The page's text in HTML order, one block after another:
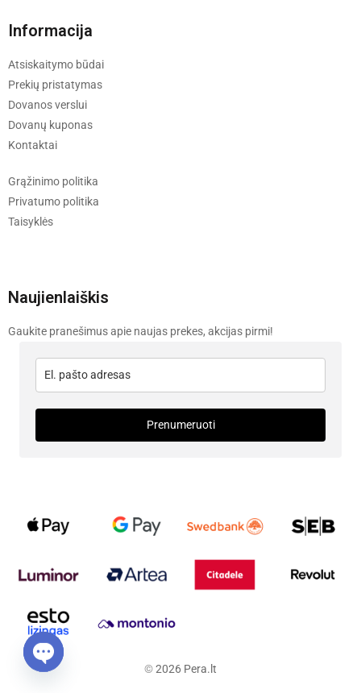
Informacija
Atsiskaitymo būdai
Prekių pristatymas
Dovanos verslui
Dovanų kuponas
Kontaktai
Grąžinimo politika
Privatumo politika
Taisyklės
Naujienlaiškis
Gaukite pranešimus apie naujas prekes, akcijas pirmi!
Prenumeruoti
©2026 Pera.lt